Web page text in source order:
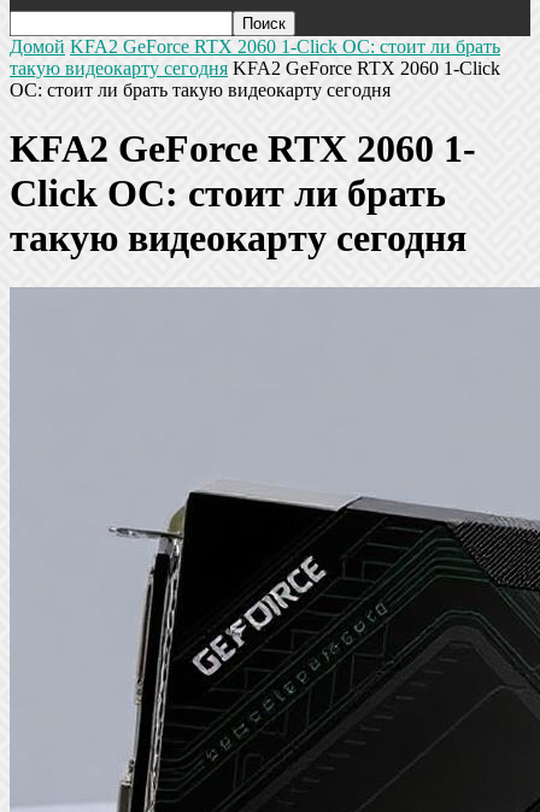
Домой KFA2 GeForce RTX 2060 1-Click OC: стоит ли брать
такую видеокарту сегодня KFA2 GeForce RTX 2060 1-Click
OC: стоит ли брать такую видеокарту сегодня
KFA2 GeForce RTX 2060 1-
Click OC: стоит ли брать
такую видеокарту сегодня